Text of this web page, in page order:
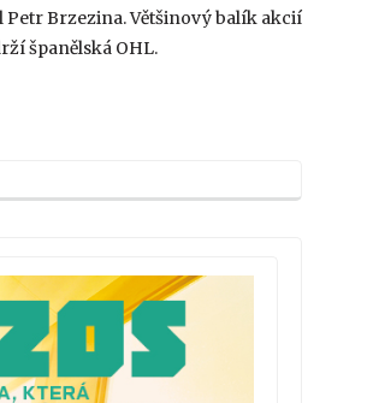
Petr Brzezina. Většinový balík akcií
španělská OHL.